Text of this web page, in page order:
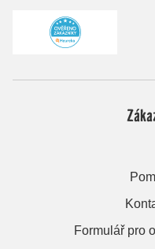
Formulář pro